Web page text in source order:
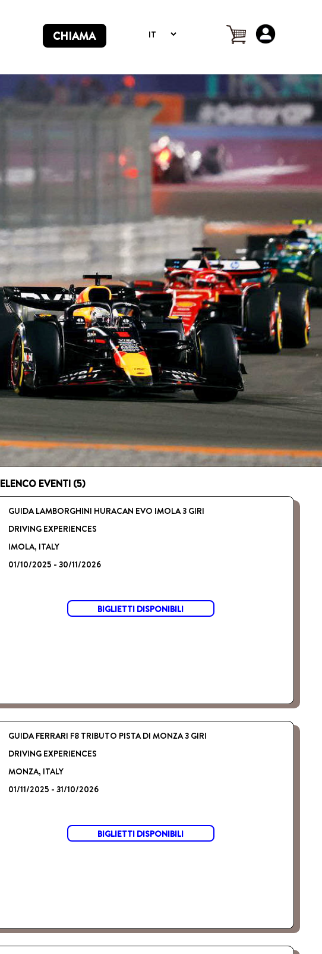
CHIAMA
ELENCO EVENTI (5)
GUIDA LAMBORGHINI HURACAN EVO IMOLA 3 GIRI
DRIVING EXPERIENCES
IMOLA, ITALY
01/10/2025 - 30/11/2026
BIGLIETTI DISPONIBILI
GUIDA FERRARI F8 TRIBUTO PISTA DI MONZA 3 GIRI
DRIVING EXPERIENCES
MONZA, ITALY
01/11/2025 - 31/10/2026
BIGLIETTI DISPONIBILI